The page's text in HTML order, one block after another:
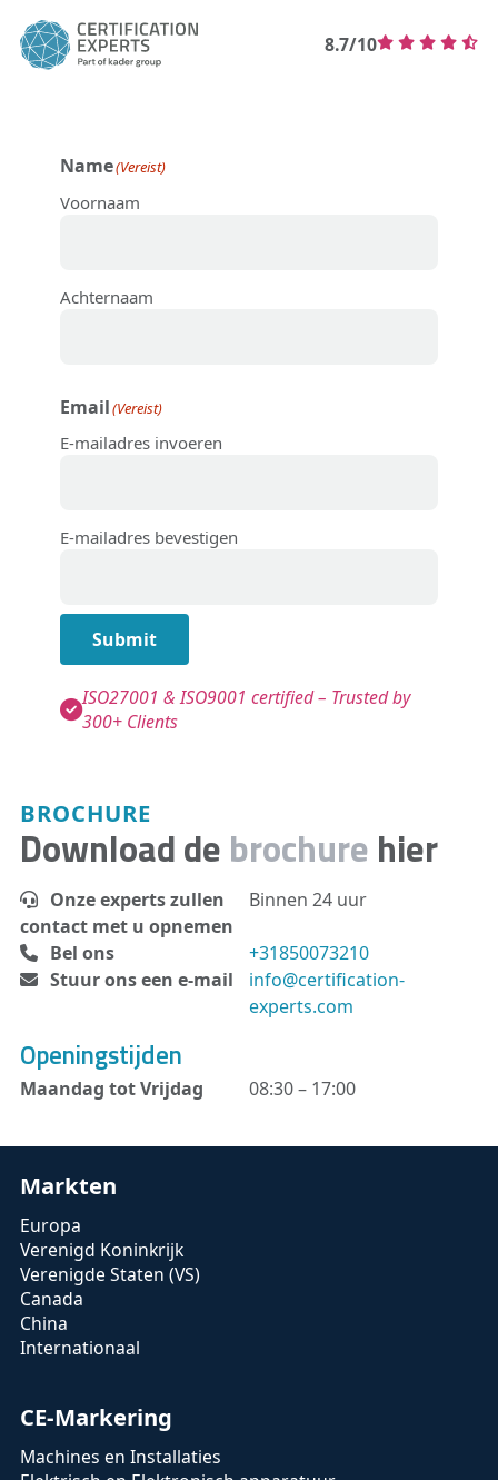
8.7/10
BROCHURE
Download de brochure hier
Onze experts zullen
contact met u opnemen
Binnen 24 uur
Bel ons
+31850073210
Stuur ons een e-mail
info@certification-
experts.com
Openingstijden
Maandag tot Vrijdag 08:30 – 17:00
Name(Vereist)
Voornaam
Achternaam
Email(Vereist)
E-mailadres invoeren
E-mailadres bevestigen
Submit
ISO27001 & ISO9001 certified – Trusted by
300+ Clients
Markten
Europa
Verenigd Koninkrijk
Verenigde Staten (VS)
Canada
China
Internationaal
CE-Markering
Machines en Installaties